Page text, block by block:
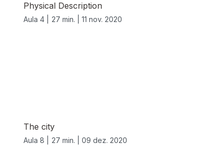
Physical Description
Aula 4 | 27 min. | 11 nov. 2020
The city
Aula 8 | 27 min. | 09 dez. 2020